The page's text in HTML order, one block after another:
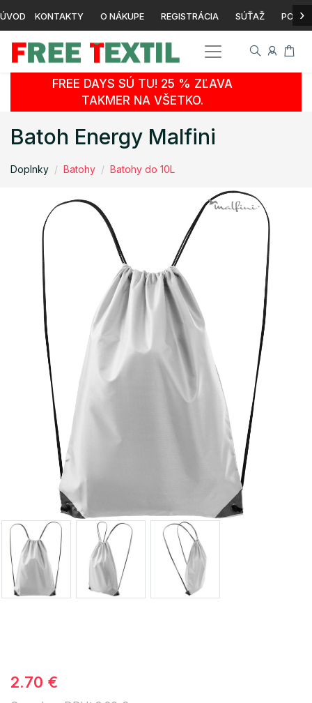
ÚVOD KONTAKTY O NÁKUPE REGISTRÁCIA SÚŤAŽ ›
FREE DAYS SÚ TU! 25 % ZĽAVA
TAKMER NA VŠETKO.
Batoh Energy Malfini
Doplnky Batohy Batohy do 10L
2.70 €